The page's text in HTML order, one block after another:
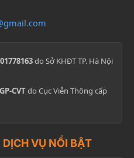
do Sở KHĐT TP. Hà Nội
CVTdo Cục Viễn Thông cấp
DỊCH VỤ NỔI BẬT